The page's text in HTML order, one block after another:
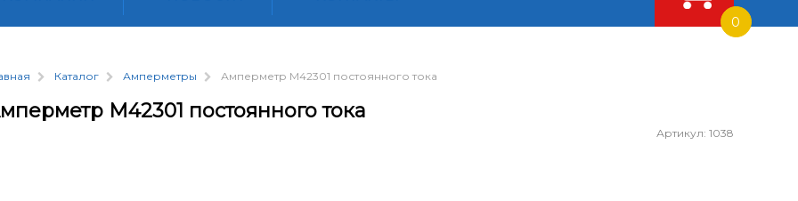
0
Каталог Амперметры Амперметр М42301 постоянного тока
М42301 постоянного тока
Артикул: 1038